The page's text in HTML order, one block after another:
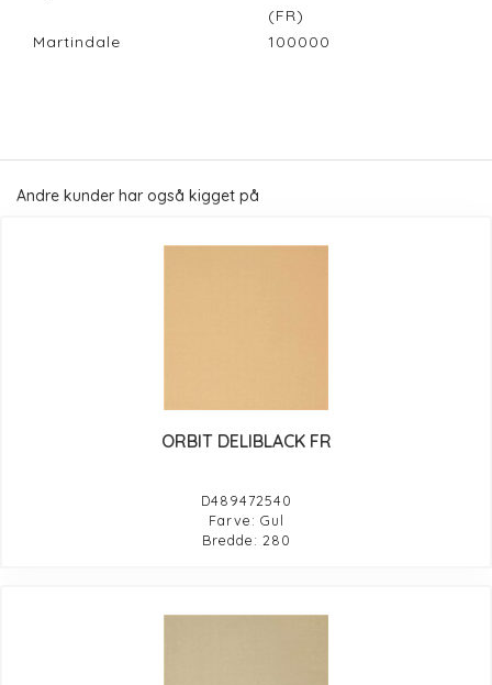
(FR)
Martindale
100000
Andre kunder har også kigget på
ORBIT DELIBLACK FR
D489472540
Farve: Gul
Bredde: 280